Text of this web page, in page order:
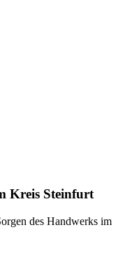
Kreis Steinfurt
des Handwerks im